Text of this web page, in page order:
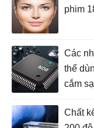
phim
Các
thể
cắm
Chất